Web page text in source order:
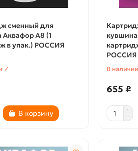
сменный для
Аквафор A8 (1
в упак.) РОССИЯ
✓
В корзину
кувшина
РОССИЯ
В
655 ₽